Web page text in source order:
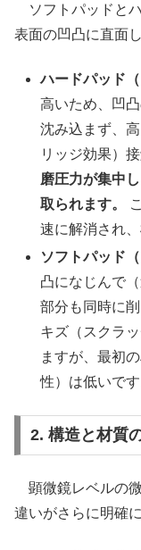
ソフトパッドと
表面の凹凸に直面
ハードパッド
高いため、凹
沈み込まず、
リッジ効果）
磨圧力が集中
取られます。
速に解消され
ソフトパッド
凸になじんで
部分も同時に
キズ（スクラ
ますが、最初
性）は低いです
2. 構造と材質
顕微鏡レベルの
違いがさらに明確